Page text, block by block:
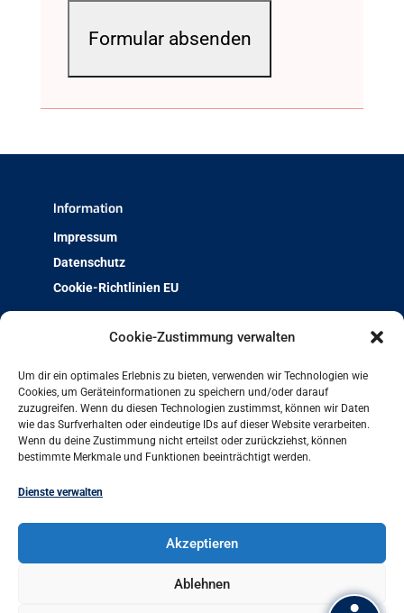
Cookie-Zustimmung verwalten
Um dir ein optimales Erlebnis zu bieten, verwenden wir Technologien wie
Cookies, um Geräteinformationen zu speichern und/oder darauf
zuzugreifen. Wenn du diesen Technologien zustimmst, können wir Daten
wie das Surfverhalten oder eindeutige IDs auf dieser Website verarbeiten.
Wenn du deine Zustimmung nicht erteilst oder zurückziehst, können
bestimmte Merkmale und Funktionen beeinträchtigt werden.
Dienste verwalten
Akzeptieren
Ablehnen
Information
Impressum
Datenschutz
Cookie-Richtlinien EU
Jobs und Ausbildung
Weiterbildung mit Qualität
Charta der Vielfalt
Projekt-Archiv
Arbeit und Leben bundesweit